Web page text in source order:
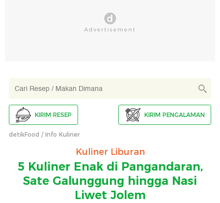
KIRIM RESEP KIRIM PENGALAMAN
detikFood Info Kuliner
Kuliner Liburan
5 Kuliner Enak di Pangandaran,
Sate Galunggung hingga Nasi
Liwet Jolem